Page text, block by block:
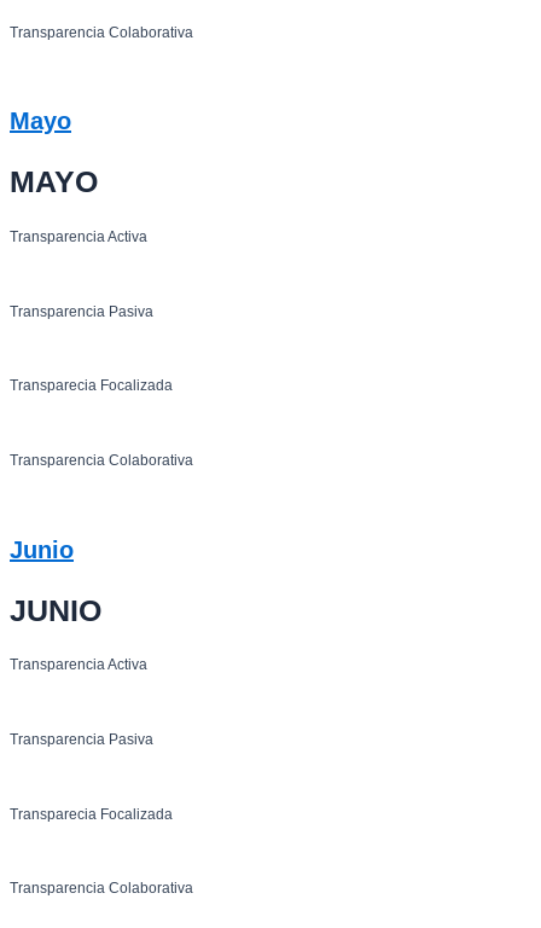
Transparencia Colaborativa
Mayo
MAYO
Transparencia Activa
Transparencia Pasiva
Transparecia Focalizada
Transparencia Colaborativa
Junio
JUNIO
Transparencia Activa
Transparencia Pasiva
Transparecia Focalizada
Transparencia Colaborativa